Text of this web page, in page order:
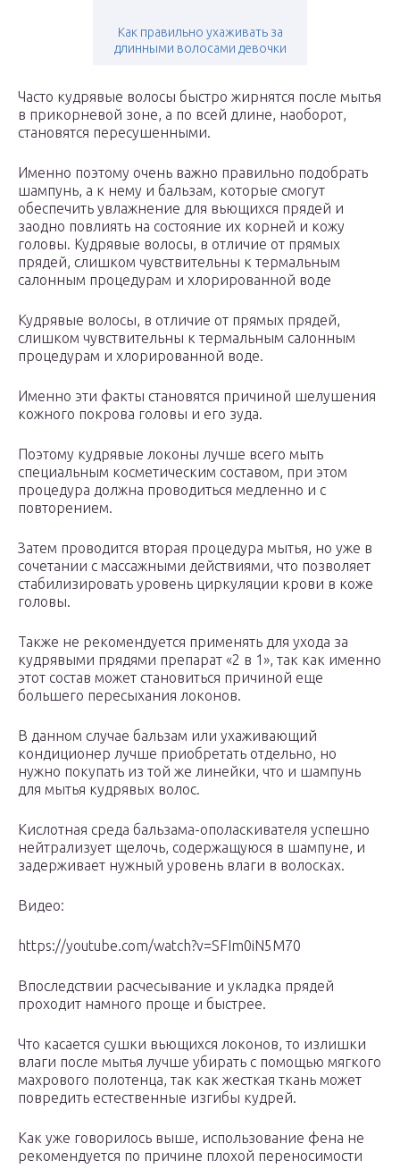
Как правильно ухаживать за
длинными волосами девочки
Часто кудрявые волосы быстро жирнятся после мытья
в прикорневой зоне, а по всей длине, наоборот,
становятся пересушенными.
Именно поэтому очень важно правильно подобрать
шампунь, а к нему и бальзам, которые смогут
обеспечить увлажнение для вьющихся прядей и
заодно повлиять на состояние их корней и кожу
головы. Кудрявые волосы, в отличие от прямых
прядей, слишком чувствительны к термальным
салонным процедурам и хлорированной воде
Кудрявые волосы, в отличие от прямых прядей,
слишком чувствительны к термальным салонным
процедурам и хлорированной воде.
Именно эти факты становятся причиной шелушения
кожного покрова головы и его зуда.
Поэтому кудрявые локоны лучше всего мыть
специальным косметическим составом, при этом
процедура должна проводиться медленно и с
повторением.
Затем проводится вторая процедура мытья, но уже в
сочетании с массажными действиями, что позволяет
стабилизировать уровень циркуляции крови в коже
головы.
Также не рекомендуется применять для ухода за
кудрявыми прядями препарат «2 в 1», так как именно
этот состав может становиться причиной еще
большего пересыхания локонов.
В данном случае бальзам или ухаживающий
кондиционер лучше приобретать отдельно, но
нужно покупать из той же линейки, что и шампунь
для мытья кудрявых волос.
Кислотная среда бальзама-ополаскивателя успешно
нейтрализует щелочь, содержащуюся в шампуне, и
задерживает нужный уровень влаги в волосках.
Видео:
https://youtube.com/watch?v=SFIm0iN5M70
Впоследствии расчесывание и укладка прядей
проходит намного проще и быстрее.
Что касается сушки вьющихся локонов, то излишки
влаги после мытья лучше убирать с помощью мягкого
махрового полотенца, так как жесткая ткань может
повредить естественные изгибы кудрей.
Как уже говорилось выше, использование фена не
рекомендуется по причине плохой переносимости